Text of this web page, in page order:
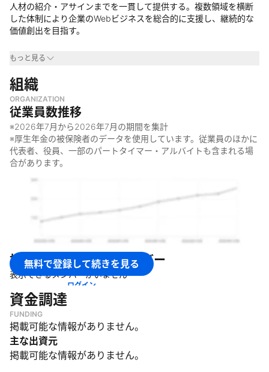
人材の紹介・アサインまでを一貫して提供する。複数領域を横断
した体制により企業のWebビジネスを総合的に支援し、継続的な
価値創出を目指す。
事業領域
・Webマーケティング業界
・Web制作・開発領域
・IT人材サービス領域
なぜやっているのか
・企業のWebビジネス成功に向けた価値提供
・マーケティングから制作・人材まで一貫した支援の実現
SEO・広告運用・コンテンツマーケティングなどWebマーケテ
ィング支援
Webサイト制作・システム開発・ブランディング支援
・IT人材に特化した人材紹介およびSES事業
・
自社メディアの企画・開発・運営
もっと見る
組織
ORGANIZATION
従業員数推移
※2026年7月から2026年7月の期間を集計
※厚生年金の被保険者のデータを使用しています。従業員のほかに
代表者、役員、一部のパートタイマー・アルバイトも含まれる場
合があります。
無料で登録して続きを見る
ログイン
株式会社コーボーのメンバー
表示できるメンバーがいません
資金調達
FUNDING
掲載可能な情報がありません。
主な出資元
掲載可能な情報がありません。